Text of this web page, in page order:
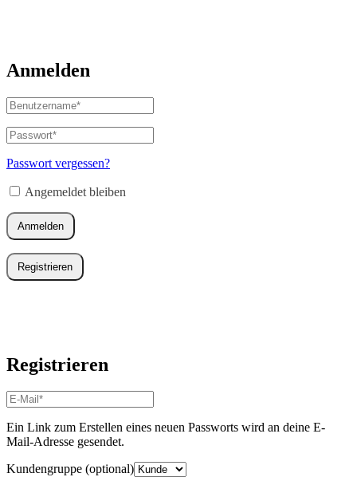
Anmelden
Benutzername
oder
E-
Mail-
Adresse*
Passwort*
Erforderlich
Passwort vergessen?
Angemeldet bleiben
Anmelden
Registrieren
Registrieren
E-
Mail-
Adresse*
Erforderlich
Ein Link zum Erstellen eines neuen Passworts wird an deine E-
Mail-Adresse gesendet.
Kundengruppe (optional)